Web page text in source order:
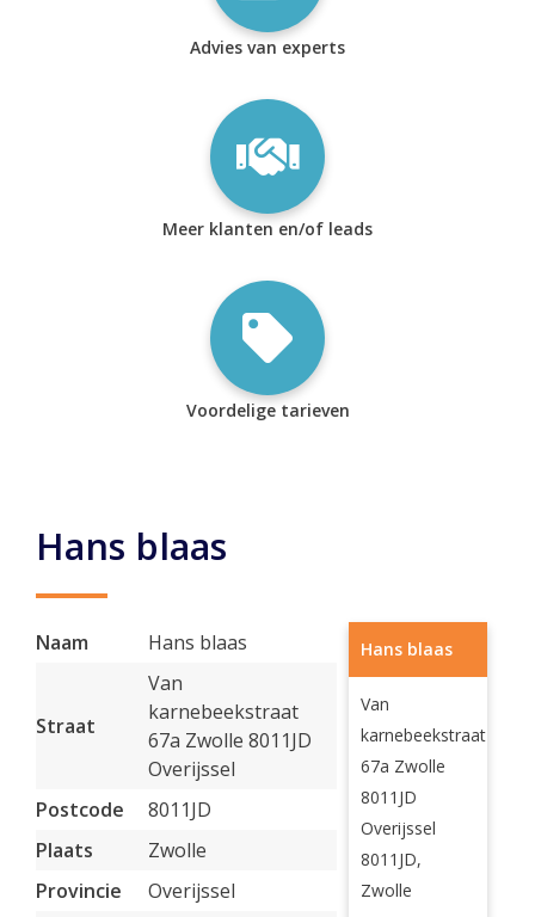
Advies van experts
Meer klanten en/of leads
Voordelige tarieven
Hans blaas
Naam Hans blaas
Straat
Van
karnebeekstraat
67a Zwolle 8011JD
Overijssel
Postcode
8011JD
Plaats
Zwolle
Provincie
Overijssel
Hans blaas
Van
karnebeekstraat
67a Zwolle
8011JD
Overijssel
8011JD,
Zwolle